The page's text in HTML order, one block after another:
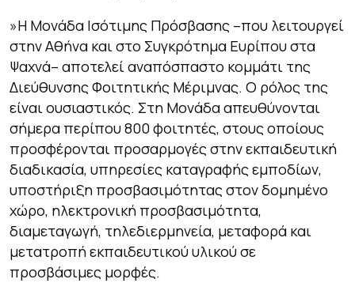
»Η Μονάδα Ισότιμης Πρόσβασης –που λειτουργεί
στην Αθήνα και στο Συγκρότημα Ευρίπου στα
Ψαχνά– αποτελεί αναπόσπαστο κομμάτι της
Διεύθυνσης Φοιτητικής Μέριµνας. Ο ρόλος της
είναι ουσιαστικός. Στη Μονάδα απευθύνονται
σήμερα περίπου 800 φοιτητές, στους οποίους
προσφέρονται προσαρμογές στην εκπαιδευτική
διαδικασία, υπηρεσίες καταγραφής εμποδίων,
υποστήριξη προσβασιμότητας στον δομημένο
χώρο, ηλεκτρονική προσβασιμότητα,
διαμεταγωγή, τηλεδιερμηνεία, μεταφορά και
μετατροπή εκπαιδευτικού υλικού σε
προσβάσιμες μορφές.